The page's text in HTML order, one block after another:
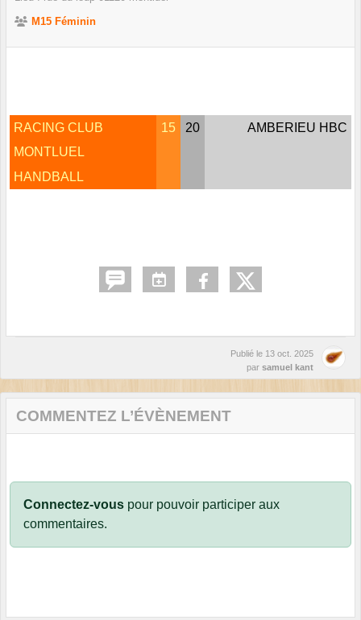
M15 Féminin
RACING CLUB
MONTLUEL
HANDBALL
15 20 AMBERIEU HBC
Publié le 13 oct. 2025
par samuel kant
COMMENTEZ L’ÉVÈNEMENT
Connectez-vous pour pouvoir participer aux
commentaires.